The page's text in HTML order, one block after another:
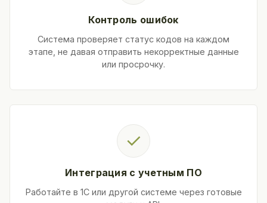
Контроль ошибок
Система проверяет статус кодов на каждом
этапе, не давая отправить некорректные данные
или просрочку.
✓
Интеграция с учетным ПО
Работайте в 1С или другой системе через готовые